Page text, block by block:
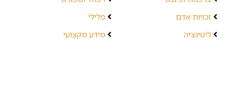
זכויות אדם
ליטיגציה
פלילי
מידע מקצועי